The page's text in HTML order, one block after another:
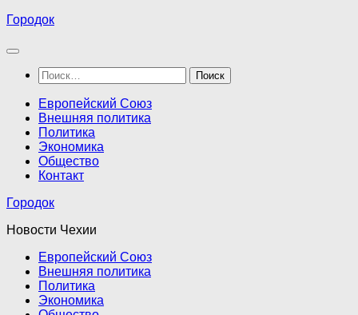
Перейти
содержимому
Городок
Найти:
Европейский Союз
Внешняя политика
Политика
Экономика
Общество
Контакт
Городок
Новости Чехии
Европейский Союз
Внешняя политика
Политика
Экономика